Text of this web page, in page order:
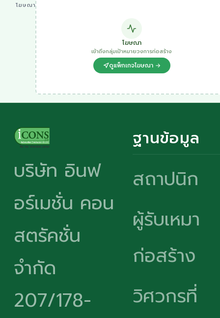
โฆษณา
โฆษณา
เข้าถึงกลุ่มเป้าหมายวงการก่อสร้าง
ดูแพ็กเกจโฆษณา →
บริษัท อินฟ
อร์เมชั่น คอน
สตรัคชั่น
จำกัด
207/178-
ฐานข้อมูล
สถาปนิก
ผู้รับเหมา
ก่อสร้าง
วิศวกรที่